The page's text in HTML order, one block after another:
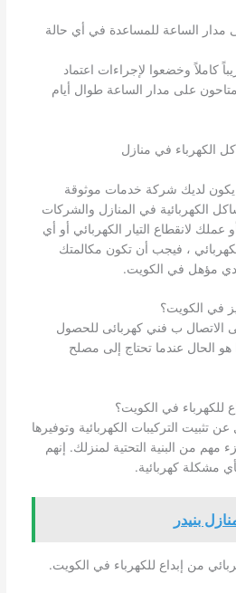
الساعة للمساعدة في أي حالة
كاملاً وخضعوا لإجراءات اعتماد
على مدار الساعة طوال أيام
الكهرباء في منازل
لديك شركة خدمات موثوقة
الكهربائية في المنازل والشركات
عملك لانقطاع التيار الكهربائي أو أي
، فيجب أن تكون مكالمتك
مؤهل في الكويت.
في الكويت؟
الاتصال ب فني كهربائى للحصول
الحال عندما تحتاج إلى مصلح
للكهرباء في الكويت؟
تثبيت التركيبات الكهربائية وتوفيرها
مهم من البنية التحتية لمنزلك. إنهم
مشكلة كهربائية.
بنيدر
من إبداع للكهرباء في الكويت.